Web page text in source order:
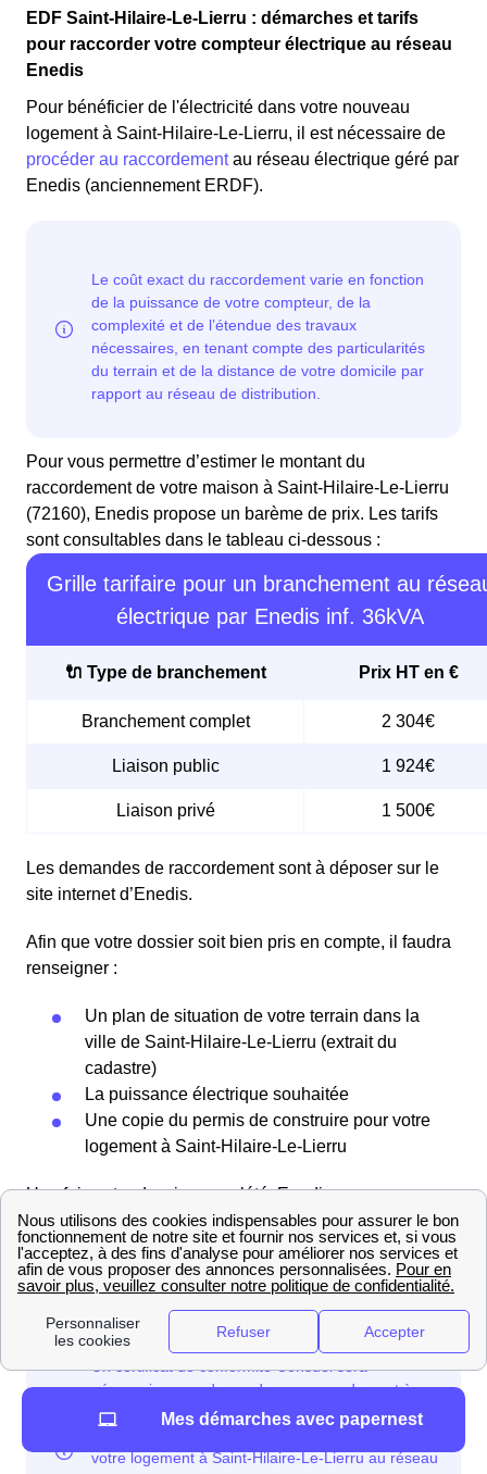
EDF Saint-Hilaire-Le-Lierru : démarches et tarifs
pour raccorder votre compteur électrique au réseau
Enedis
Pour bénéficier de l'électricité dans votre nouveau
logement à Saint-Hilaire-Le-Lierru, il est nécessaire de
procéder au raccordementau réseau électrique géré par
Enedis (anciennement ERDF).
Pour vous permettre d’estimer le montant du
raccordement de votre maison à Saint-Hilaire-Le-Lierru
(72160), Enedis propose un barème de prix. Les tarifs
sont consultables dans le tableau ci-dessous :
Grille tarifaire pour un branchement au
électrique par Enedis inf. 36kVA
🔌 Type de branchement Prix HT en €
Branchement complet 2 304€
Liaison public 1 924€
Liaison privé 1 500€
Les demandes de raccordement sont à déposer sur le
site internet d’Enedis.
Afin que votre dossier soit bien pris en compte, il faudra
renseigner :
Un plan de situation de votre terrain dans la
ville de Saint-Hilaire-Le-Lierru (extrait du
cadastre)
La puissance électrique souhaitée
Une copie du permis de construire pour votre
logement à Saint-Hilaire-Le-Lierru
Une fois votre dossier complété, Enedis vous
transmettra un devis et un calendrier des travaux à
réaliser pour raccorder votre logement à Saint-Hilaire-
Le-Lierru au réseau électrique.
Mes démarches avec papernest